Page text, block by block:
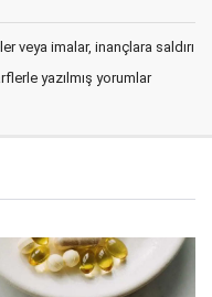
veya imalar, inançlara saldırı
yazılmış yorumlar